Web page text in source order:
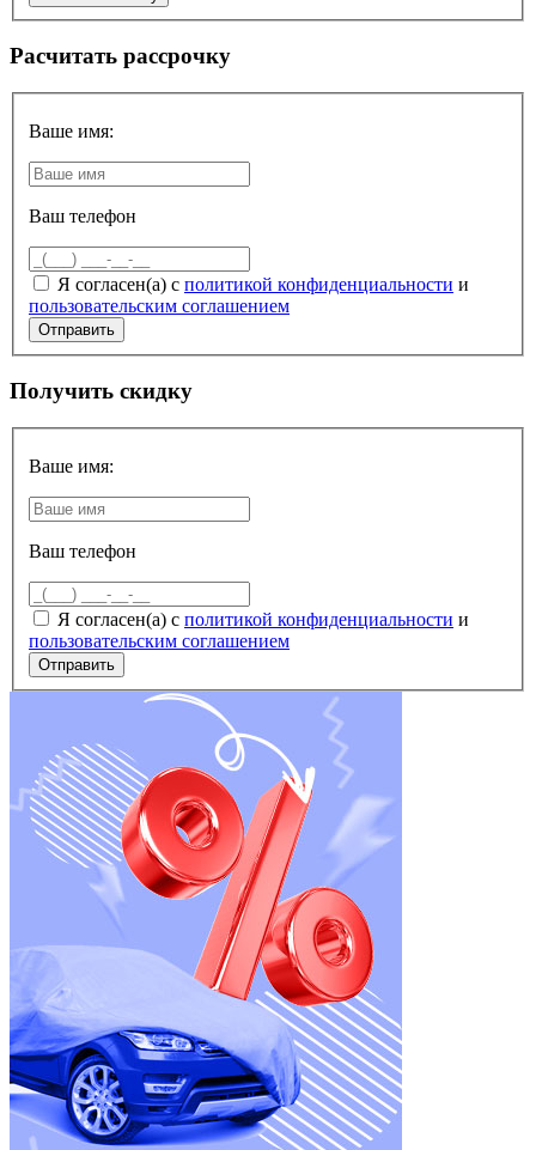
Расчитать рассрочку
Ваше имя:
Ваш телефон
Я согласен(а) с политикой конфиденциальности и
пользовательским соглашением
Получить скидку
Ваше имя:
Ваш телефон
Я согласен(а) с политикой конфиденциальности и
пользовательским соглашением